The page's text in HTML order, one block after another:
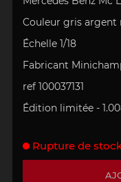
Couleur gris argent
Échelle 1/18
Fabricant
ref 100037131
Édition limitée -
Rupture de